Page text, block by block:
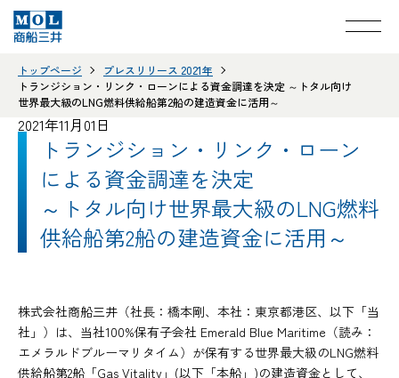
トップページ
プレスリリース 2021年
トランジション・リンク・ローンによる資金調達を決定 ～トタル向け
世界最大級のLNG燃料供給船第2船の建造資金に活用～
2021年11月01日
トランジション・リンク・ローン
による資金調達を決定
～トタル向け世界最大級のLNG燃料
供給船第2船の建造資金に活用～
株式会社商船三井（社長：橋本剛、本社：東京都港区、以下「当
社」）は、当社100%保有子会社 Emerald Blue Maritime（読み：
エメラルドブルーマリタイム）が保有する世界最大級のLNG燃料
供給船第2船「Gas Vitality」(以下「本船」)の建造資金として、